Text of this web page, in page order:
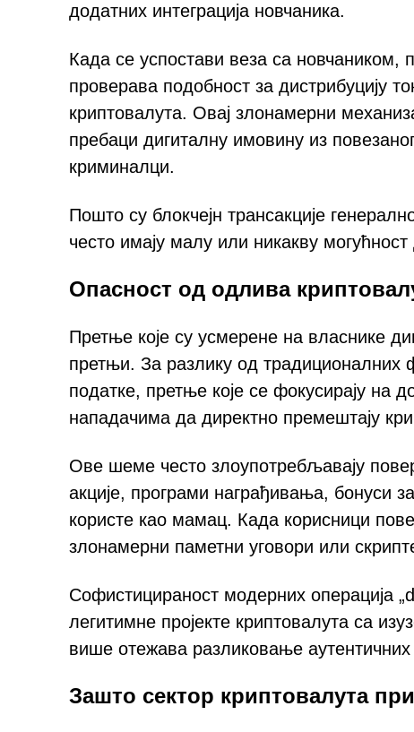
додатних интеграција новчаника.
Када се успостави веза са новчаником,
проверава подобност за дистрибуцију
криптовалута. Овај злонамерни
пребаци дигиталну имовину из
криминалци.
Пошто су блокчејн трансакције
често имају малу или никакву
Опасност од одлива
Претње које су усмерене на власнике
претњи. За разлику од традиционалних
податке, претње које се фокусирају на
нападачима да директно премештају
Ове шеме често злоупотребљавају
акције, програми награђивања, бонуси
користе као мамац. Када корисници
злонамерни паметни уговори или
Софистицираност модерних операција
легитимне пројекте криптовалута са
више отежава разликовање
Зашто сектор криптовалута